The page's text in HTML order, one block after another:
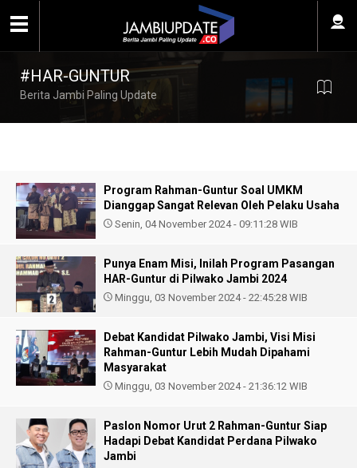
#HAR-GUNTUR
Berita Jambi Paling Update
Program Rahman-Guntur Soal UMKM
Dianggap Sangat Relevan Oleh Pelaku Usaha
Senin, 04 November 2024 - 09:11:28 WIB
Punya Enam Misi, Inilah Program Pasangan
HAR-Guntur di Pilwako Jambi 2024
Minggu, 03 November 2024 - 22:45:28 WIB
Debat Kandidat Pilwako Jambi, Visi Misi
Rahman-Guntur Lebih Mudah Dipahami
Masyarakat
Minggu, 03 November 2024 - 21:36:12 WIB
Paslon Nomor Urut 2 Rahman-Guntur Siap
Hadapi Debat Kandidat Perdana Pilwako
Jambi